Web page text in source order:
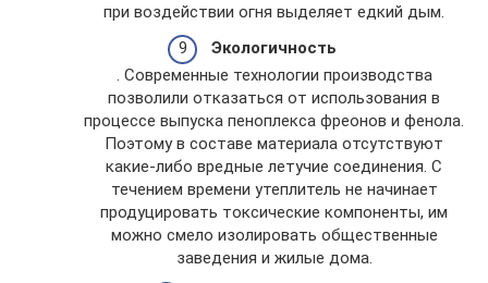
при воздействии огня выделяет едкий дым.
Экологичность
. Современные технологии производства
позволили отказаться от использования в
процессе выпуска пеноплекса фреонов и фенола.
Поэтому в составе материала отсутствуют
какие-либо вредные летучие соединения. С
течением времени утеплитель не начинает
продуцировать токсические компоненты, им
можно смело изолировать общественные
заведения и жилые дома.